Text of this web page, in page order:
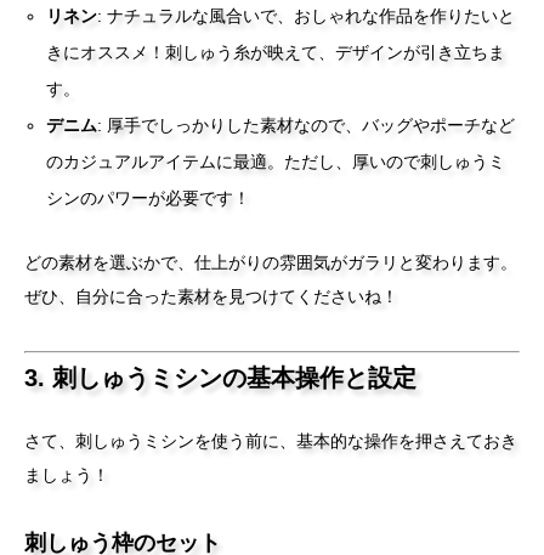
リネン: ナチュラルな風合いで、おしゃれな作品を作りたいと
きにオススメ！刺しゅう糸が映えて、デザインが引き立ちま
す。
デニム: 厚手でしっかりした素材なので、バッグやポーチなど
のカジュアルアイテムに最適。ただし、厚いので刺しゅうミ
シンのパワーが必要です！
どの素材を選ぶかで、仕上がりの雰囲気がガラリと変わります。
ぜひ、自分に合った素材を見つけてくださいね！
3. 刺しゅうミシンの基本操作と設定
さて、刺しゅうミシンを使う前に、基本的な操作を押さえておき
ましょう！
刺しゅう枠のセット